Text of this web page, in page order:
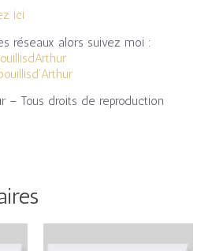
ici
réseaux alors suivez moi :
– Tous droits de reproduction
de